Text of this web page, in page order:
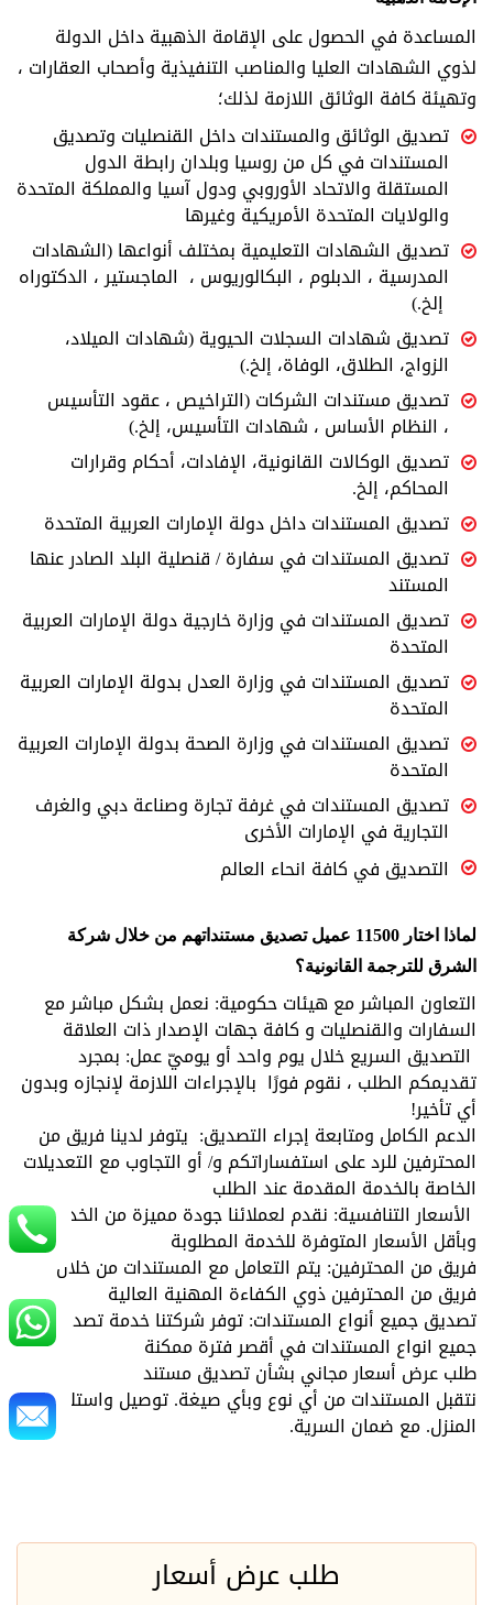
المساعدة في الحصول على الإقامة الذهبية داخل الدولة
لذوي الشهادات العليا والمناصب التنفيذية وأصحاب العقارات ،
وتهيئة كافة الوثائق اللازمة لذلك؛
تصديق الوثائق والمستندات داخل القنصليات وتصديق
المستندات في كل من روسيا وبلدان رابطة الدول
المستقلة والاتحاد الأوروبي ودول آسيا والمملكة المتحدة
والولايات المتحدة الأمريكية وغيرها
تصديق الشهادات التعليمية بمختلف أنواعها (الشهادات
المدرسية ، الدبلوم ، البكالوريوس ، الماجستير ، الدكتوراه
إلخ.)
تصديق شهادات السجلات الحيوية (شهادات الميلاد،
الزواج، الطلاق، الوفاة، إلخ.)
تصديق مستندات الشركات (التراخيص ، عقود التأسيس
، النظام الأساس ، شهادات التأسيس، إلخ.)
تصديق الوكالات القانونية، الإفادات، أحكام وقرارات
المحاكم، إلخ.
تصديق المستندات داخل دولة الإمارات العربية المتحدة
تصديق المستندات في سفارة / قنصلية البلد الصادر عنها
المستند
تصديق المستندات في وزارة خارجية دولة الإمارات العربية
المتحدة
تصديق المستندات في وزارة العدل بدولة الإمارات العربية
المتحدة
تصديق المستندات في وزارة الصحة بدولة الإمارات العربية
المتحدة
تصديق المستندات في غرفة تجارة وصناعة دبي والغرف
التجارية في الإمارات الأخرى
التصديق في كافة انحاء العالم
لماذا اختار 11500 عميل تصديق مستنداتهم من خلال شركة
الشرق للترجمة القانونية؟
التعاون المباشر مع هيئات حكومية: نعمل بشكل مباشر مع
السفارات والقنصليات و كافة جهات الإصدار ذات العلاقة
التصديق السريع خلال يوم واحد أو يوميّ عمل: بمجرد
تقديمكم الطلب ، نقوم فورًا بالإجراءات اللازمة لإنجازه وبدون
أي تأخير!
الدعم الكامل ومتابعة إجراء التصديق: يتوفر لدينا فريق من
المحترفين للرد على استفساراتكم و/ أو التجاوب مع التعديلات
الخاصة بالخدمة المقدمة عند الطلب
الأسعار التنافسية: نقدم لعملائنا جودة مميزة من الخدمات
وبأقل الأسعار المتوفرة للخدمة المطلوبة
فريق من المحترفين: يتم التعامل مع المستندات من خلال
فريق من المحترفين ذوي الكفاءة المهنية العالية
تصديق جميع أنواع المستندات: توفر شركتنا خدمة تصديق
جميع انواع المستندات في أقصر فترة ممكنة
طلب عرض أسعار مجاني بشأن تصديق مستند
نتقبل المستندات من أي نوع وبأي صيغة. توصيل واستلام من
المنزل. مع ضمان السرية.
طلب عرض أسعار